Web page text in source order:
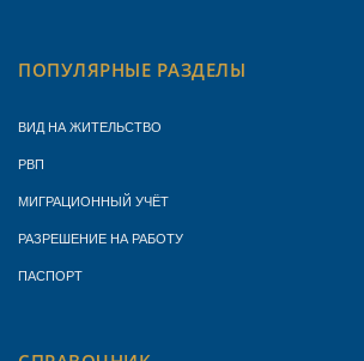
ПОПУЛЯРНЫЕ РАЗДЕЛЫ
ВИД НА ЖИТЕЛЬСТВО
РВП
МИГРАЦИОННЫЙ УЧЁТ
РАЗРЕШЕНИЕ НА РАБОТУ
ПАСПОРТ